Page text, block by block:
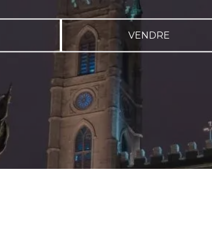
VENDRE